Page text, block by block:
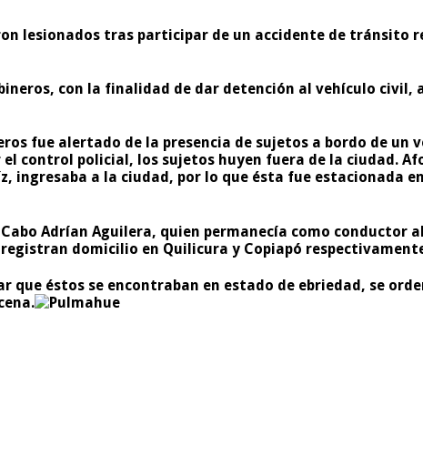
lesionados tras participar de un accidente de
con la finalidad de dar detención al vehículo
fue alertado de la presencia de sujetos a bordo de
control policial, los sujetos huyen fuera de la ciudad.
ingresaba a la ciudad, por lo que ésta fue
Adrían Aguilera, quien permanecía como
domicilio en Quilicura y Copiapó
que éstos se encontraban en estado de ebriedad, se